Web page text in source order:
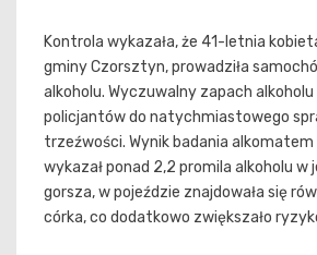
Kontrola wykazała, że 41-letnia
gminy Czorsztyn, prowadziła
alkoholu. Wyczuwalny zapach alkoholu
policjantów do natychmiastowego
trzeźwości. Wynik badania alkomatem
wykazał ponad 2,2 promila alkoholu w
gorsza, w pojeździe znajdowała się
córka, co dodatkowo zwiększało